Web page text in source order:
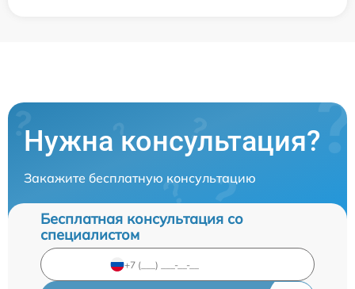
Нужна консультация?
Закажите бесплатную консультацию
Бесплатная консультация со
специалистом